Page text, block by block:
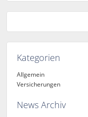
Kategorien
Allgemein
Versicherungen
News Archiv